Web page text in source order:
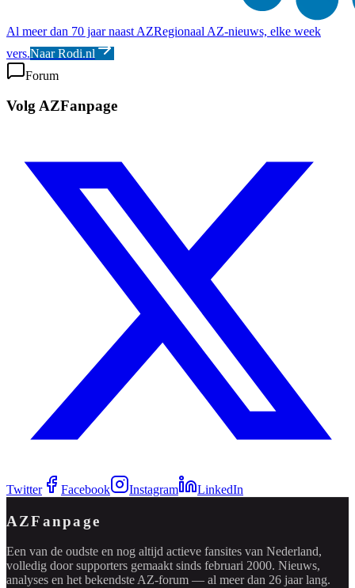
Al meer dan 70 jaar naast AZRegionaal AZ-nieuws, elke week
vers.Naar Rodi.nl
Forum
Volg AZFanpage
Twitter Facebook Instagram LinkedIn
AZFanpage
Een van de oudste en nog altijd actieve fansites van Nederland,
volledig door supporters gemaakt sinds februari 2000. Nieuws,
analyses en het bekendste AZ-forum — al meer dan 26 jaar lang.